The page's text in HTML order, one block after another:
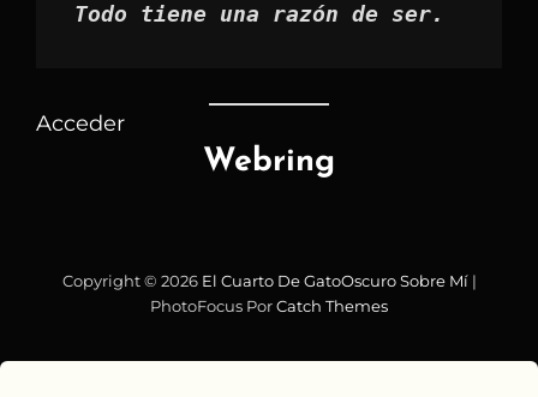
Todo tiene una razón de ser.
Acceder
Webring
Copyright © 2026 El Cuarto De GatoOscuro Sobre Mí|
PhotoFocus PorCatch Themes